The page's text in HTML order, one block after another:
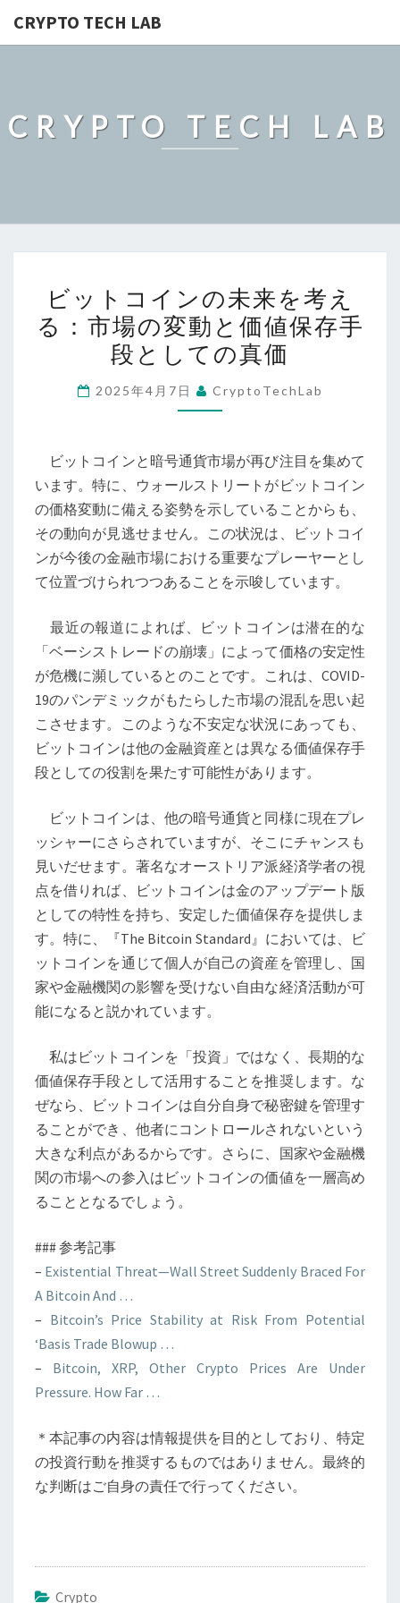
CRYPTO TECH LAB
CRYPTO TECH LAB
ッ
ト
コ
ン
来
を
考
え
る：
市
の
変
動
と
価
値
保
存
手
と
し
て
の
真
価
ビットコインの未来を考え
る：市場の変動と価値保存手
段としての真価
2025年4月7日 CryptoTechLab
ビットコインと暗号通貨市場が再び注目を集めて
います。特に、ウォールストリートがビットコイン
の価格変動に備える姿勢を示していることからも、
その動向が見逃せません。この状況は、ビットコイ
ンが今後の金融市場における重要なプレーヤーとし
て位置づけられつつあることを示唆しています。
最近の報道によれば、ビットコインは潜在的な
「ベーシストレードの崩壊」によって価格の安定性
が危機に瀕しているとのことです。これは、COVID-
19のパンデミックがもたらした市場の混乱を思い起
こさせます。このような不安定な状況にあっても、
ビットコインは他の金融資産とは異なる価値保存手
段としての役割を果たす可能性があります。
ビットコインは、他の暗号通貨と同様に現在プレ
ッシャーにさらされていますが、そこにチャンスも
見いだせます。著名なオーストリア派経済学者の視
点を借りれば、ビットコインは金のアップデート版
としての特性を持ち、安定した価値保存を提供しま
す。特に、『The Bitcoin Standard』においては、ビ
ットコインを通じて個人が自己の資産を管理し、国
家や金融機関の影響を受けない自由な経済活動が可
能になると説かれています。
私はビットコインを「投資」ではなく、長期的な
価値保存手段として活用することを推奨します。な
ぜなら、ビットコインは自分自身で秘密鍵を管理す
ることができ、他者にコントロールされないという
大きな利点があるからです。さらに、国家や金融機
関の市場への参入はビットコインの価値を一層高め
ることとなるでしょう。
### 参考記事
– Existential Threat—Wall Street Suddenly Braced For
A Bitcoin And …
– Bitcoin’s Price Stability at Risk From Potential
‘Basis Trade Blowup …
– Bitcoin, XRP, Other Crypto Prices Are Under
Pressure. How Far …
＊本記事の内容は情報提供を目的としており、特定
の投資行動を推奨するものではありません。最終的
な判断はご自身の責任で行ってください。
Crypto